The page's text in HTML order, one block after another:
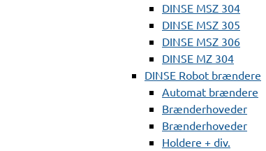
DINSE MSZ 304
DINSE MSZ 305
DINSE MSZ 306
DINSE MZ 304
DINSE Robot brændere
Automat brændere
Brænderhoveder
Brænderhoveder
Holdere + div.